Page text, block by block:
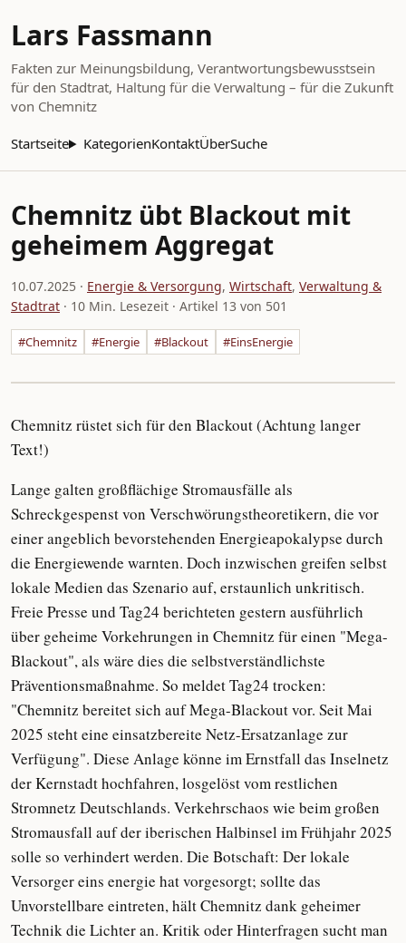
Lars Fassmann
Fakten zur Meinungsbildung, Verantwortungsbewusstsein
für den Stadtrat, Haltung für die Verwaltung – für die Zukunft
von Chemnitz
Startseite KategorienKontaktÜberSuche
Chemnitz übt Blackout mit
geheimem Aggregat
10.07.2025 · Energie & Versorgung, Wirtschaft, Verwaltung &
Stadtrat · 10 Min. Lesezeit · Artikel 13 von 501
#Chemnitz #Energie #Blackout #EinsEnergie
Chemnitz rüstet sich für den Blackout (Achtung langer
Text!)
Lange galten großflächige Stromausfälle als
Schreckgespenst von Verschwörungstheoretikern, die vor
einer angeblich bevorstehenden Energieapokalypse durch
die Energiewende warnten. Doch inzwischen greifen selbst
lokale Medien das Szenario auf, erstaunlich unkritisch.
Freie Presse und Tag24 berichteten gestern ausführlich
über geheime Vorkehrungen in Chemnitz für einen "Mega-
Blackout", als wäre dies die selbstverständlichste
Präventionsmaßnahme. So meldet Tag24 trocken:
"Chemnitz bereitet sich auf Mega-Blackout vor. Seit Mai
2025 steht eine einsatzbereite Netz-Ersatzanlage zur
Verfügung". Diese Anlage könne im Ernstfall das Inselnetz
der Kernstadt hochfahren, losgelöst vom restlichen
Stromnetz Deutschlands. Verkehrschaos wie beim großen
Stromausfall auf der iberischen Halbinsel im Frühjahr 2025
solle so verhindert werden. Die Botschaft: Der lokale
Versorger eins energie hat vorgesorgt; sollte das
Unvorstellbare eintreten, hält Chemnitz dank geheimer
Technik die Lichter an. Kritik oder Hinterfragen sucht man